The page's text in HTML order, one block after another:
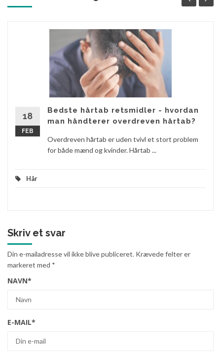
18
FEB
Bedste hårtab retsmidler - hvordan
man håndterer overdreven hårtab?
Overdreven hårtab er uden tvivl et stort problem
for både mænd og kvinder. Hårtab ...
Hår
Skriv et svar
Din e-mailadresse vil ikke blive publiceret. Krævede felter er
markeret med *
NAVN*
E-MAIL*